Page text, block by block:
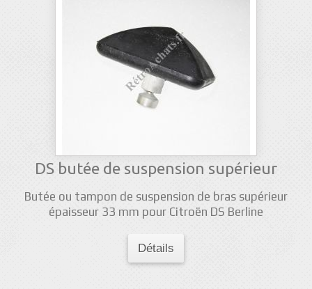
DS butée de suspension supérieur
Butée ou tampon de suspension de bras supérieur
épaisseur 33 mm pour Citroën DS Berline
Détails